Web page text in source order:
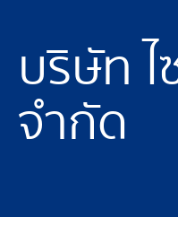
บริษัท ไ
จำกัด